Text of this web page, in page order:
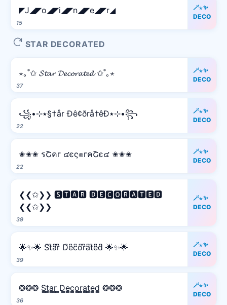
15
◤J◢◤o◢◤i◢◤n◢◤e◢◤r◢
🪄⋆✨
DECO
STAR DECORATED
37
⋆｡˚✩ 𝓢𝓽𝓪𝓻 𝓓𝓮𝓬𝓸𝓻𝓪𝓽𝓮𝓭 ✩˚｡⋆
🪄⋆✨
DECO
22
꧁•⊹٭§†år Ðê¢ðrå†êÐ٭⊹•꧂
🪄⋆✨
DECO
22
✬✬✬ รՇคг ๔єς๏гคՇє๔ ✬✬✬
🪄⋆✨
DECO
39
❮❮✩❯❯ 🆂🆃🅰🆁 🅳🅴🅲🅾🆁🅰🆃🅴🅳
❮❮✩❯❯
🪄⋆✨
DECO
39
🌟✨🌟 S͆t͆a͆r͆ D͆e͆c͆o͆r͆a͆t͆e͆d͆ 🌟✨🌟
🪄⋆✨
DECO
36
❂❂❂ S̳t̳a̳r̳ ̳D̳e̳c̳o̳r̳a̳t̳e̳d̳ ❂❂❂
🪄⋆✨
DECO